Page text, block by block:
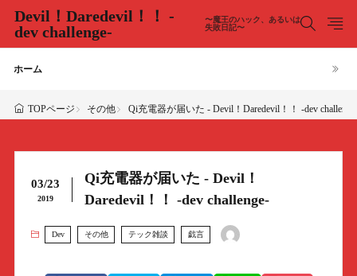
Devil！Daredevil！！ -
dev challenge-
〜魔王のハック、あるいは
失敗日記〜
ホーム
TOPページ その他 Qi充電器が届いた - Devil！Daredevil！！ -dev
03/23
2019
Qi充電器が届いた - Devil！
Daredevil！！ -dev challenge-
Dev その他 テック雑談 戯言